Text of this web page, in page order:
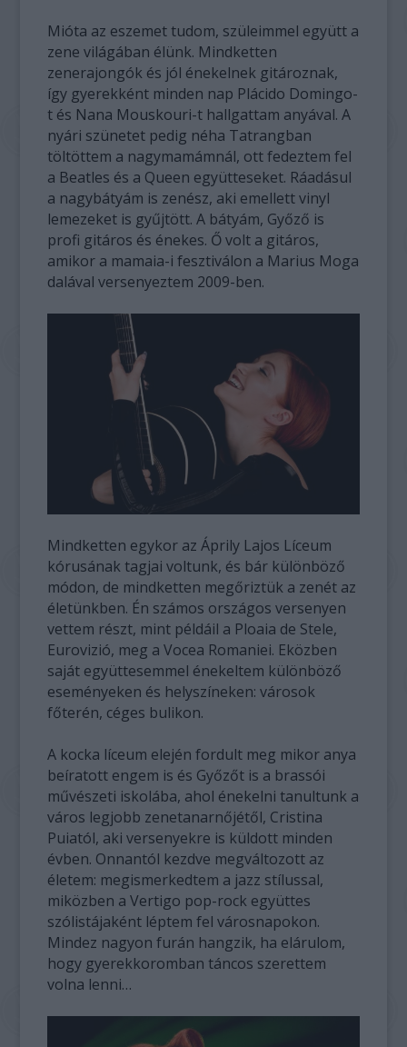
Mióta az eszemet tudom, szüleimmel együtt a
zene világában élünk. Mindketten
zenerajongók és jól énekelnek gitároznak,
így gyerekként minden nap Plácido Domingo-
t és Nana Mouskouri-t hallgattam anyával. A
nyári szünetet pedig néha Tatrangban
töltöttem a nagymamámnál, ott fedeztem fel
a Beatles és a Queen együtteseket. Ráadásul
a nagybátyám is zenész, aki emellett vinyl
lemezeket is gyűjtött. A bátyám, Győző is
profi gitáros és énekes. Ő volt a gitáros,
amikor a mamaia-i fesztiválon a Marius Moga
dalával versenyeztem 2009-ben.
Mindketten egykor az Áprily Lajos Líceum
kórusának tagjai voltunk, és bár különböző
módon, de mindketten megőriztük a zenét az
életünkben. Én számos országos versenyen
vettem részt, mint példáil a Ploaia de Stele,
Eurovizió, meg a Vocea Romaniei. Eközben
saját együttesemmel énekeltem különböző
eseményeken és helyszíneken: városok
főterén, céges bulikon.
A kocka líceum elején fordult meg mikor anya
beíratott engem is és Győzőt is a brassói
művészeti iskolába, ahol énekelni tanultunk a
város legjobb zenetanarnőjétől, Cristina
Puiatól, aki versenyekre is küldott minden
évben. Onnantól kezdve megváltozott az
életem: megismerkedtem a jazz stílussal,
miközben a Vertigo pop-rock együttes
szólistájaként léptem fel városnapokon.
Mindez nagyon furán hangzik, ha elárulom,
hogy gyerekkoromban táncos szerettem
volna lenni…